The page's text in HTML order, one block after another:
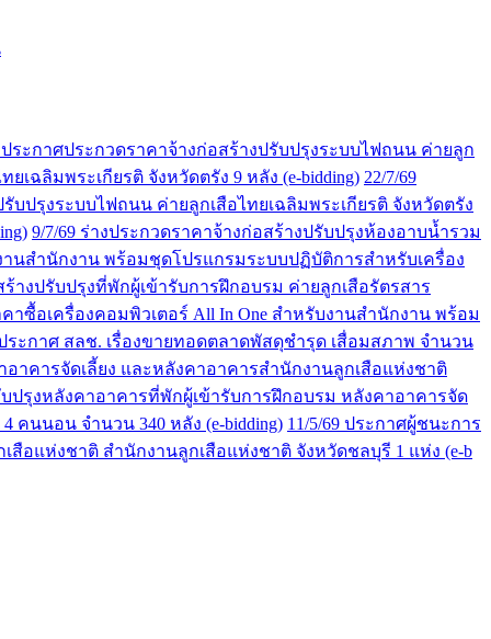
ประกาศประกวดราคาจ้างก่อสร้างปรับปรุงระบบไฟถนน ค่ายลูก
เฉลิมพระเกียรติ จังหวัดตรัง 9 หลัง (e-bidding) 22/7/69
บปรุงระบบไฟถนน ค่ายลูกเสือไทยเฉลิมพระเกียรติ จังหวัดตรัง
9/7/69 ร่างประกวดราคาจ้างก่อสร้างปรับปรุงห้องอาบน้ำรวม
านสำนักงาน พร้อมชุดโปรแกรมระบบปฏิบัติการสำหรับเครื่อง
ร้างปรับปรุงที่พักผู้เข้ารับการฝึกอบรม ค่ายลูกเสือรัตรสาร
คาซื้อเครื่องคอมพิวเตอร์ All In One สำหรับงานสำนักงาน พร้อม
ระกาศ สลช. เรื่องขายทอดตลาดพัสดุชำรุด เสื่อมสภาพ จำนวน
าคารจัดเลี้ยง และหลังคาอาคารสำนักงานลูกเสือแห่งชาติ
ปรุงหลังคาอาคารที่พักผู้เข้ารับการฝึกอบรม หลังคาอาคารจัด
คนนอน จำนวน 340 หลัง (e-bidding) 11/5/69 ประกาศผู้ชนะการ
อแห่งชาติ สำนักงานลูกเสือแห่งชาติ จังหวัดชลบุรี 1 แห่ง (e-b